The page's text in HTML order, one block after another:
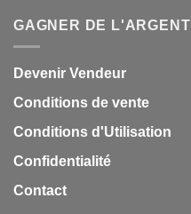
GAGNER DE L'ARGENT
Devenir Vendeur
Conditions de vente
Conditions d'Utilisation
Confidentialité
Contact